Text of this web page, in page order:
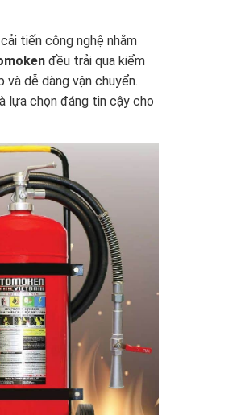
tiến công nghệ nhằm
đều trải qua kiểm
dễ dàng vận chuyển.
lựa chọn đáng tin cậy cho